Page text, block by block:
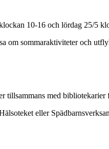
10-16 och lördag 25/5
om sommaraktiviteter och
tillsammans med
eller